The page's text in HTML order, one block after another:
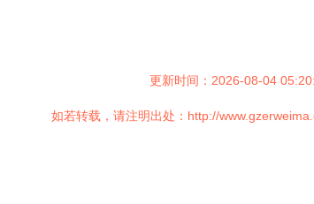
更新时间：2026-08-04
如若转载，请注明出处：http://